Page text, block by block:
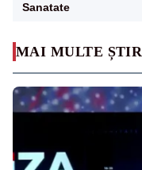
MAI MULTE
Sanatate